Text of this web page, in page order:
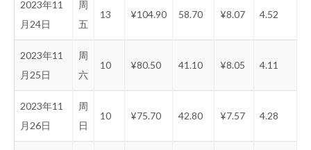
2023年11
月24日
周
五
13 ¥104.90 58.70 ¥8.07 4.52
2023年11
月25日
周
六
10 ¥80.50 41.10 ¥8.05 4.11
2023年11
月26日
周
日
10 ¥75.70 42.80 ¥7.57 4.28